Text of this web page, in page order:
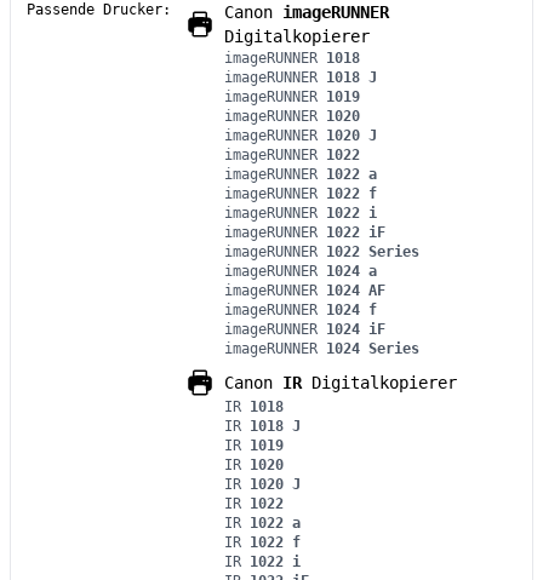
Passende Drucker:
Canon imageRUNNER
Digitalkopierer
imageRUNNER 1018
imageRUNNER 1018 J
imageRUNNER 1019
imageRUNNER 1020
imageRUNNER 1020 J
imageRUNNER 1022
imageRUNNER 1022 a
imageRUNNER 1022 f
imageRUNNER 1022 i
imageRUNNER 1022 iF
imageRUNNER 1022 Series
imageRUNNER 1024 a
imageRUNNER 1024 AF
imageRUNNER 1024 f
imageRUNNER 1024 iF
imageRUNNER 1024 Series
Canon IR Digitalkopierer
IR 1018
IR 1018 J
IR 1019
IR 1020
IR 1020 J
IR 1022
IR 1022 a
IR 1022 f
IR 1022 i